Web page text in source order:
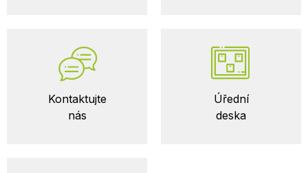
Kontaktujte
nás
Úřední
deska